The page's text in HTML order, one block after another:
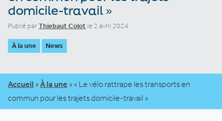
domicile-travail »
Publié parThiebaut Colot le 2 avril 2024
À la une News
Accueil » À la une » « Le vélo rattrape les transports en
commun pour les trajets domicile-travail »